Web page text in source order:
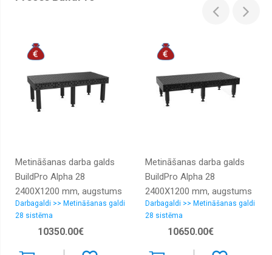
Metināšanas darba galds
BuildPro Alpha 28
2400X1200 mm, augstums
850 mm
Darbagaldi >> Metināšanas galdi
28 sistēma
10350.00€
Metināšanas darba galds
BuildPro Alpha 28
2400X1200 mm, augstums
regulējams
Darbagaldi >> Metināšanas galdi
28 sistēma
10650.00€